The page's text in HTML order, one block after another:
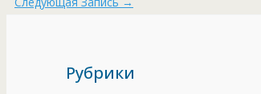
Рубрики